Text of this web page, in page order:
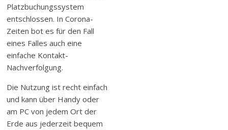
Platzbuchungssystem
entschlossen. In Corona-
Zeiten bot es für den Fall
eines Falles auch eine
einfache Kontakt-
Nachverfolgung.
Die Nutzung ist recht einfach
und kann über Handy oder
am PC von jedem Ort der
Erde aus jederzeit bequem